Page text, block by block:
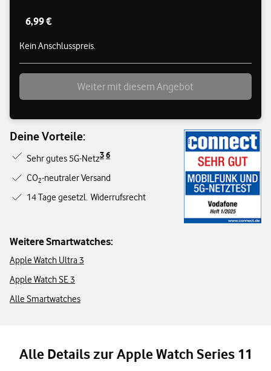
6,99 €
Kein Anschlusspreis.
Weiter mit diesem Angebot
Deine Vorteile:
Sehr gutes 5G-Netz36
CO2-neutraler Versand
14 Tage gesetzl. Widerrufsrecht
Weitere Smartwatches:
Apple Watch Ultra 3
Apple Watch SE 3
Alle Smartwatches
Alle Details zur Apple Watch Series 11